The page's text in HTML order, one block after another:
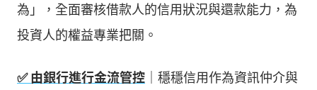
為」，全面審核借款人的信用狀況與還款能力，為
投資人的權益專業把關。
✅ 由銀行進行金流管控 ｜穩穩信用作為資訊仲介與